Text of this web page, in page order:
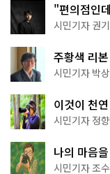
"편의점인
한 편의점의
시민기자 권
주황색 리
서울둘레길
시민기자 박
이것이 천
나볼까
시민기자 정
나의 마음
상작 공개!
시민기자 조